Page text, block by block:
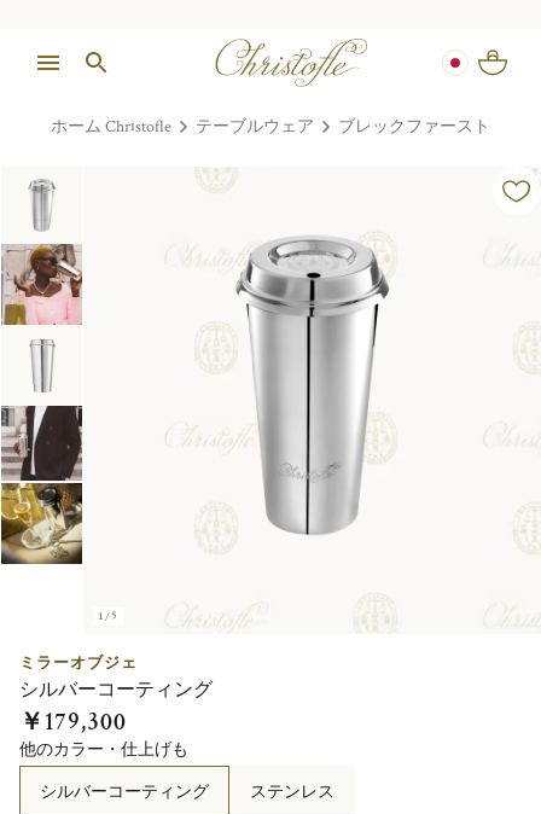
ホーム Christofle テーブルウェア ブレックファースト
1/5
ミラーオブジェ
シルバーコーティング
￥179,300
他のカラー・仕上げも
シルバーコーティング
ステンレス